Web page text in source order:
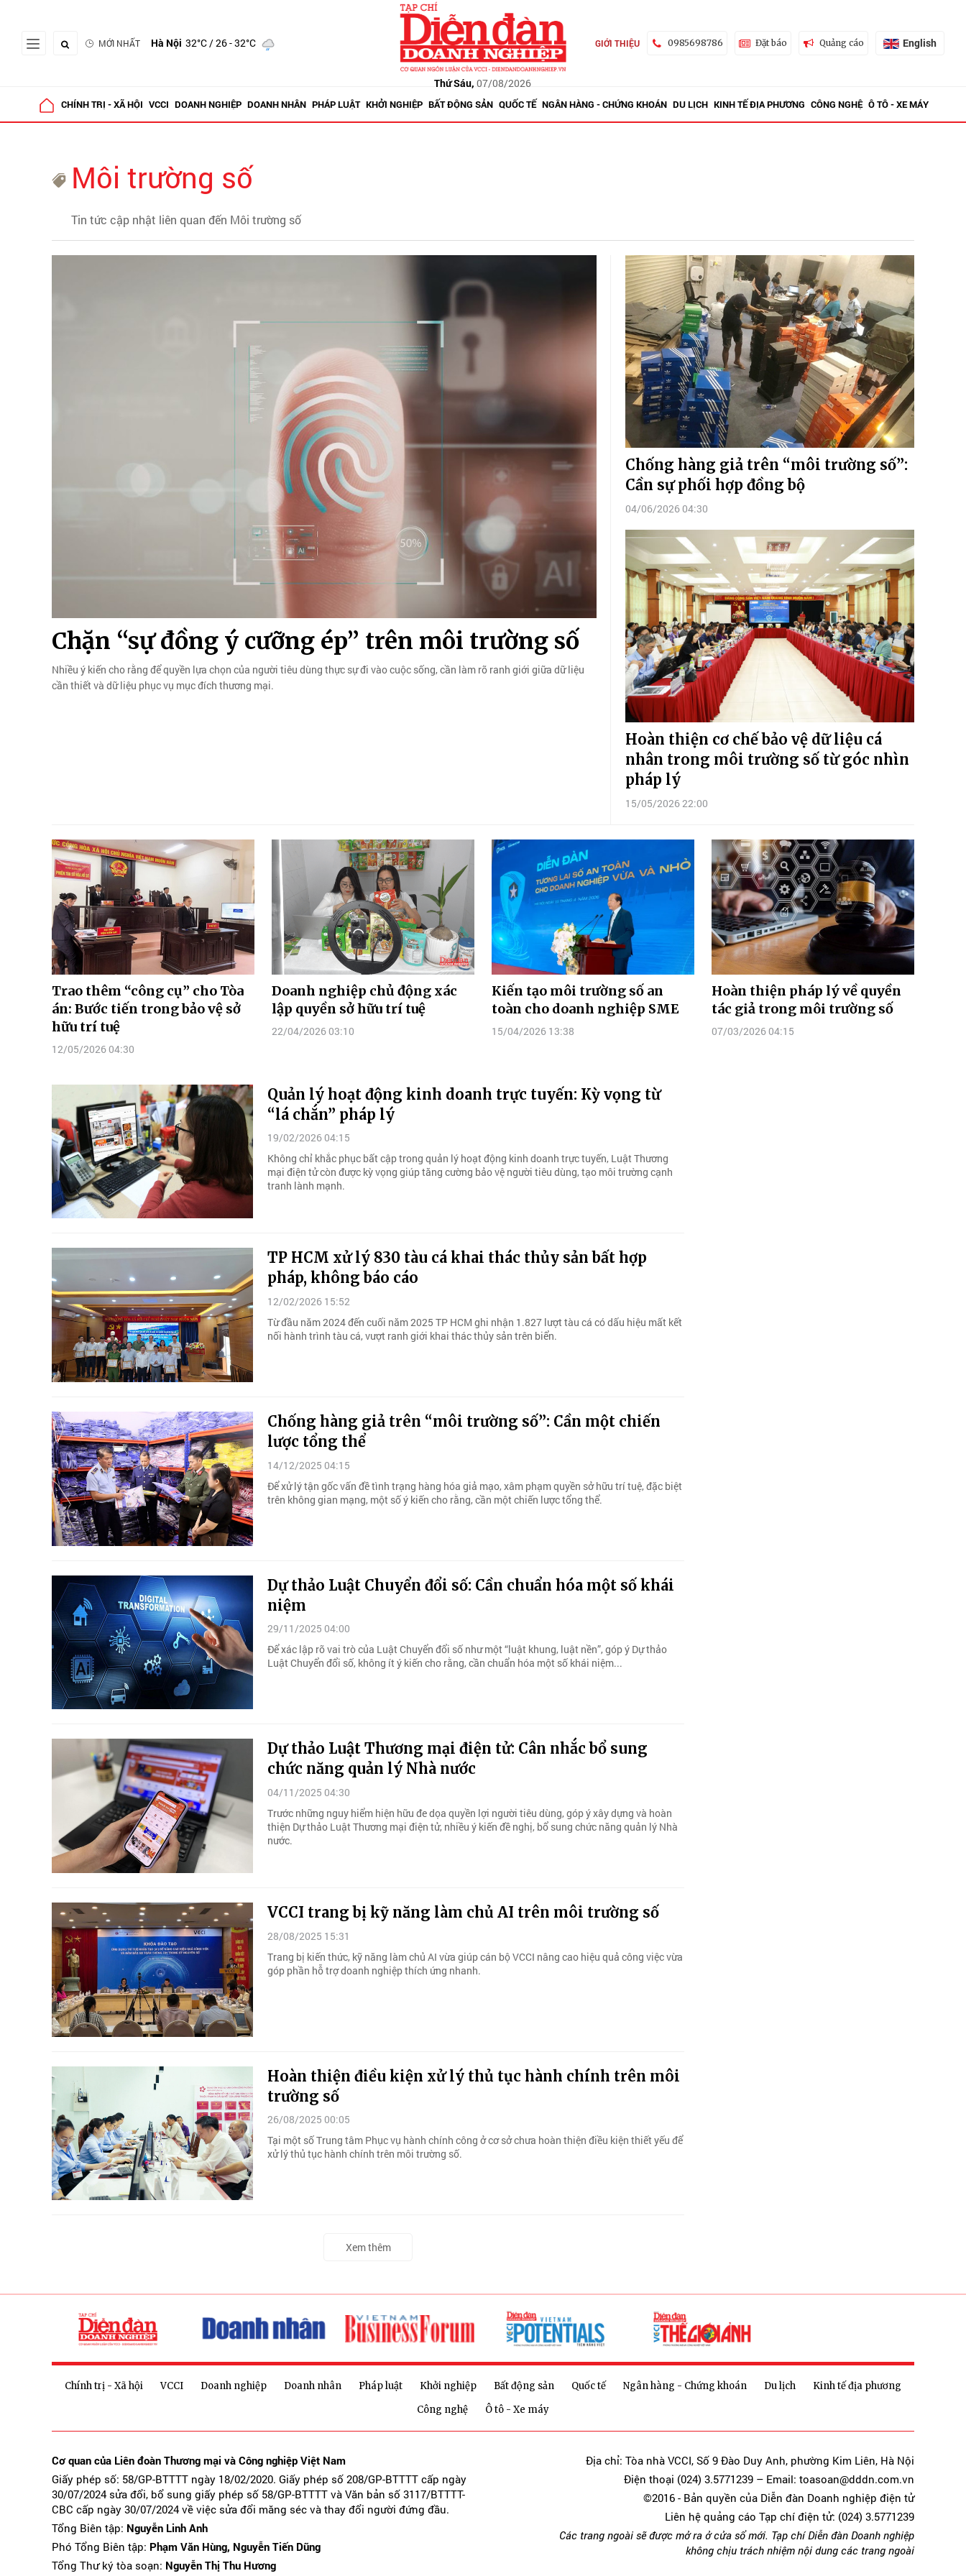
MỚI NHẤT Hà Nội 32°C/ 26 - 32°C
Thứ Sáu, 07/08/2026
GIỚI THIỆU 0985698786 Đặt báo Quảng cáo English
CHÍNH TRỊ - XÃ HỘI VCCI DOANH NGHIỆP DOANH NHÂN PHÁP LUẬT KHỞI NGHIỆP BẤT ĐỘNG SẢN QUỐC TẾ NGÂN HÀNG - CHỨNG KHOÁN DU LỊCH KINH TẾ ĐỊA PHƯƠNG CÔNG NGHỆ Ô TÔ - XE MÁY
Môi trường số
Tin tức cập nhật liên quan đến Môi trường số
Chặn “sự đồng ý cưỡng ép” trên môi trường số
Nhiều ý kiến cho rằng để quyền lựa chọn của người tiêu dùng thực sự đi vào cuộc sống, cần làm rõ ranh giới giữa dữ liệu
cần thiết và dữ liệu phục vụ mục đích thương mại.
Chống hàng giả trên “môi trường số”:
Cần sự phối hợp đồng bộ
04/06/2026 04:30
Hoàn thiện cơ chế bảo vệ dữ liệu cá
nhân trong môi trường số từ góc nhìn
pháp lý
15/05/2026 22:00
Trao thêm “công cụ” cho Tòa
án: Bước tiến trong bảo vệ sở
hữu trí tuệ
12/05/2026 04:30
Doanh nghiệp chủ động xác
lập quyền sở hữu trí tuệ
22/04/2026 03:10
Kiến tạo môi trường số an
toàn cho doanh nghiệp SME
15/04/2026 13:38
Hoàn thiện pháp lý về quyền
tác giả trong môi trường số
07/03/2026 04:15
Quản lý hoạt động kinh doanh trực tuyến: Kỳ vọng từ
“lá chắn” pháp lý
19/02/2026 04:15
Không chỉ khắc phục bất cập trong quản lý hoạt động kinh doanh trực tuyến, Luật Thương
mại điện tử còn được kỳ vọng giúp tăng cường bảo vệ người tiêu dùng, tạo môi trường cạnh
tranh lành mạnh.
TP HCM xử lý 830 tàu cá khai thác thủy sản bất hợp
pháp, không báo cáo
12/02/2026 15:52
Từ đầu năm 2024 đến cuối năm 2025 TP HCM ghi nhận 1.827 lượt tàu cá có dấu hiệu mất kết
nối hành trình tàu cá, vượt ranh giới khai thác thủy sản trên biển.
Chống hàng giả trên “môi trường số”: Cần một chiến
lược tổng thể
14/12/2025 04:15
Để xử lý tận gốc vấn đề tình trạng hàng hóa giả mạo, xâm phạm quyền sở hữu trí tuệ, đặc biệt
trên không gian mạng, một số ý kiến cho rằng, cần một chiến lược tổng thể.
Dự thảo Luật Chuyển đổi số: Cần chuẩn hóa một số khái
niệm
29/11/2025 04:00
Để xác lập rõ vai trò của Luật Chuyển đổi số như một “luật khung, luật nền”, góp ý Dự thảo
Luật Chuyển đổi số, không ít ý kiến cho rằng, cần chuẩn hóa một số khái niệm...
Dự thảo Luật Thương mại điện tử: Cân nhắc bổ sung
chức năng quản lý Nhà nước
04/11/2025 04:30
Trước những nguy hiểm hiện hữu đe dọa quyền lợi người tiêu dùng, góp ý xây dựng và hoàn
thiện Dự thảo Luật Thương mại điện tử, nhiều ý kiến đề nghị, bổ sung chức năng quản lý Nhà
nước.
VCCI trang bị kỹ năng làm chủ AI trên môi trường số
28/08/2025 15:31
Trang bị kiến thức, kỹ năng làm chủ AI vừa giúp cán bộ VCCI nâng cao hiệu quả công việc vừa
góp phần hỗ trợ doanh nghiệp thích ứng nhanh.
Hoàn thiện điều kiện xử lý thủ tục hành chính trên môi
trường số
26/08/2025 00:05
Tại một số Trung tâm Phục vụ hành chính công ở cơ sở chưa hoàn thiện điều kiện thiết yếu để
xử lý thủ tục hành chính trên môi trường số.
Xem thêm
Chính trị - Xã hội VCCI Doanh nghiệp Doanh nhân Pháp luật Khởi nghiệp Bất động sản Quốc tế Ngân hàng - Chứng khoán Du lịch
Kinh tế địa phương
Công nghệ
Ô tô - Xe máy
Cơ quan của Liên đoàn Thương mại và Công nghiệp Việt Nam
Giấy phép số: 58/GP-BTTTT ngày 18/02/2020. Giấy phép số 208/GP-BTTTT cấp ngày
30/07/2024 sửa đổi, bổ sung giấy phép số 58/GP-BTTTT và Văn bản số 3117/BTTTT-
CBC cấp ngày 30/07/2024 về việc sửa đổi măng séc và thay đổi người đứng đầu.
Tổng Biên tập: Nguyễn Linh Anh
Phó Tổng Biên tập: Phạm Văn Hùng, Nguyễn Tiến Dũng
Tổng Thư ký tòa soạn: Nguyễn Thị Thu Hương
Địa chỉ: Tòa nhà VCCI, Số 9 Đào Duy Anh, phường Kim Liên, Hà Nội
Điện thoại (024) 3.5771239 – Email: toasoan@dddn.com.vn
©2016 - Bản quyền của Diễn đàn Doanh nghiệp điện tử
Liên hệ quảng cáo Tạp chí điện tử: (024) 3.5771239
Các trang ngoài sẽ được mở ra ở cửa sổ mới. Tạp chí Diễn đàn Doanh nghiệp
không chịu trách nhiệm nội dung các trang ngoài